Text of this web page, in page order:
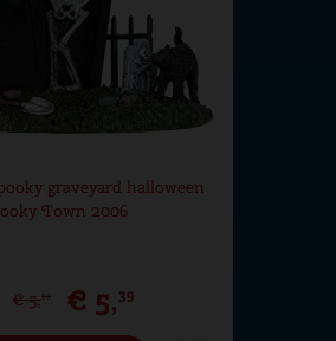
graveyard halloween
Town 2006
€ 5,99 € 5,39